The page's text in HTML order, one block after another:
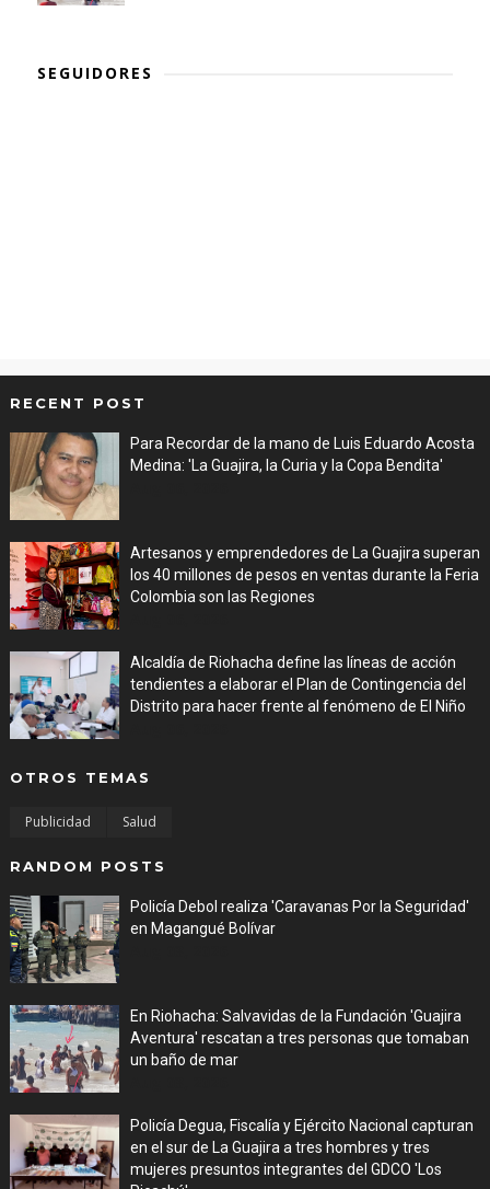
SEGUIDORES
RECENT POST
Para Recordar de la mano de Luis Eduardo Acosta
Medina: 'La Guajira, la Curia y la Copa Bendita'
Artesanos y emprendedores de La Guajira superan
los 40 millones de pesos en ventas durante la Feria
Colombia son las Regiones
Alcaldía de Riohacha define las líneas de acción
tendientes a elaborar el Plan de Contingencia del
Distrito para hacer frente al fenómeno de El Niño
OTROS TEMAS
Publicidad Salud
RANDOM POSTS
Policía Debol realiza 'Caravanas Por la Seguridad'
en Magangué Bolívar
En Riohacha: Salvavidas de la Fundación 'Guajira
Aventura' rescatan a tres personas que tomaban
un baño de mar
Policía Degua, Fiscalía y Ejército Nacional capturan
en el sur de La Guajira a tres hombres y tres
mujeres presuntos integrantes del GDCO 'Los